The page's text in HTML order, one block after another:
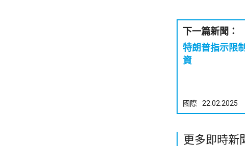
下一篇新聞：
特朗普指示限
資
國際 22.02.2025
更多即時新